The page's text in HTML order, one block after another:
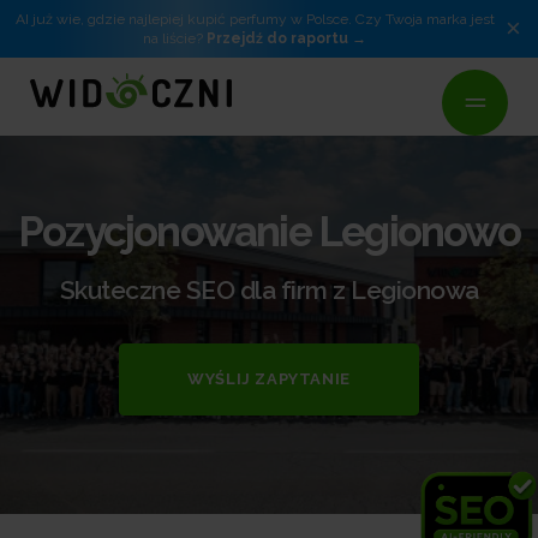
AI już wie, gdzie najlepiej kupić perfumy w Polsce. Czy Twoja marka jest
na liście? Przejdź do raportu ×
Pozycjonowanie Legionowo
Skuteczne SEO dla firm z Legionowa
WYŚLIJ ZAPYTANIE